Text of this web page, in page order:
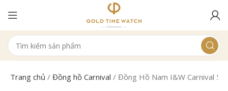
Trang chủ /Đồng hồ Carnival /Đồng Hồ Nam I&W Carnival